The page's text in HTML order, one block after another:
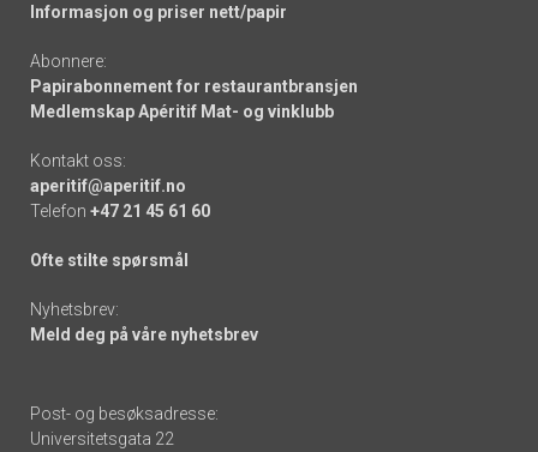
Informasjon og priser nett/papir
Abonnere:
Papirabonnement for restaurantbransjen
Medlemskap Apéritif Mat- og vinklubb
Kontakt oss:
aperitif@aperitif.no
Telefon +47 21 45 61 60
Ofte stilte spørsmål
Nyhetsbrev:
Meld deg på våre nyhetsbrev
Post- og besøksadresse:
Universitetsgata 22